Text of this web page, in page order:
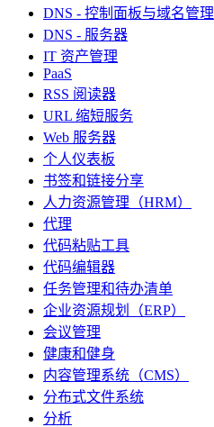
DNS - 控制面板与域名管理
DNS - 服务器
IT 资产管理
PaaS
RSS 阅读器
URL 缩短服务
Web 服务器
个人仪表板
书签和链接分享
人力资源管理（HRM）
代理
代码粘贴工具
代码编辑器
任务管理和待办清单
企业资源规划（ERP）
会议管理
健康和健身
内容管理系统（CMS）
分布式文件系统
分析